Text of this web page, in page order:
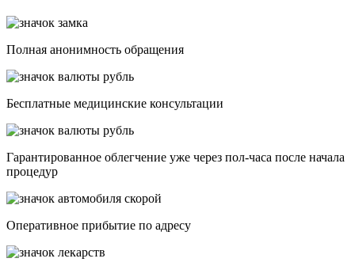
Полная анонимность обращения
Бесплатные медицинские консультации
Гарантированное облегчение уже через пол-часа после начала
процедур
Опеpативное прибытие по адресу